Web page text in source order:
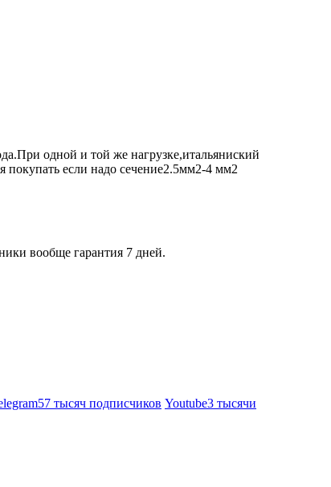
одной и той же нагрузке,итальяниский
покупать если надо сечение2.5мм2-4 мм2
вообще гарантия 7 дней.
57 тысяч подписчиков Youtube3 тысячи